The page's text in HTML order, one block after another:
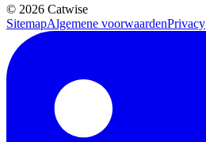
© 2026 Catwise
SitemapAlgemene voorwaardenPrivacy